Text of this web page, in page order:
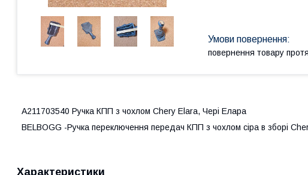
повернення товару
A211703540 Ручка КПП з чохлом Chery Elara, Чері Елара
BELBOGG -Ручка переключення передач КПП з чохлом сіра в зборі
Характеристики